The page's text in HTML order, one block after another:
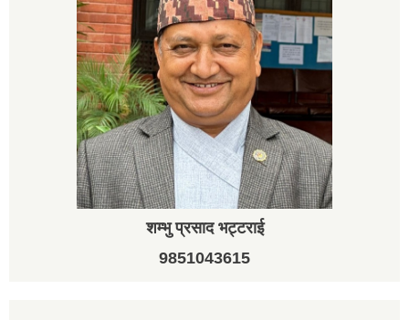
शम्भु प्रसाद भट्टराई
9851043615